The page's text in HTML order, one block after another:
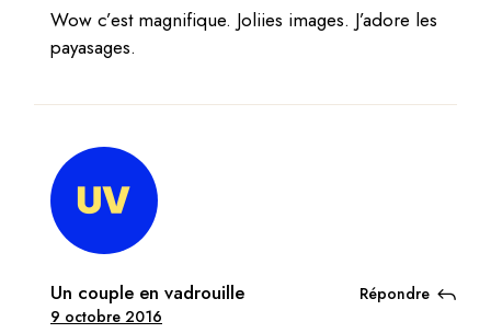
Wow c’est magnifique. Joliies images. J’adore les
payasages.
Un couple en vadrouille
9 octobre 2016
Répondre